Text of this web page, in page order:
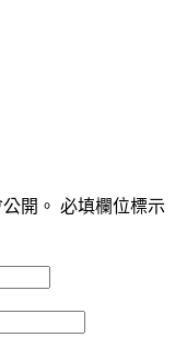
開。 必填欄位標示